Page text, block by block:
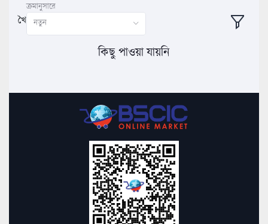
খৈ
ক্রমানুসারে
নতুন
কিছু পাওয়া যায়নি